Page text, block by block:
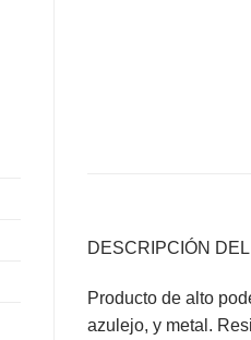
DESCRIPCIÓN
Producto de alto
azulejo, y metal.